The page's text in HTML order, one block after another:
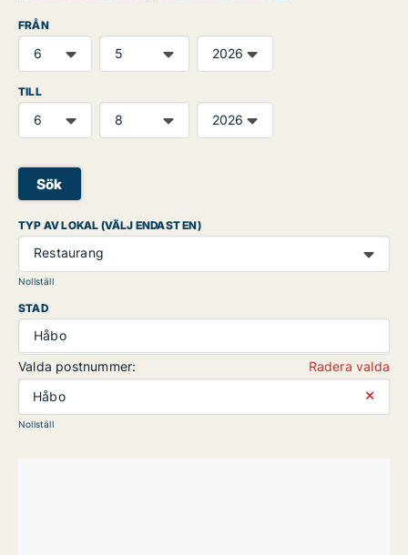
FRÅN
TILL
Sök
TYP AV LOKAL (VÄLJ ENDAST EN)
Restaurang
Nollställ
STAD
Håbo
Valda postnummer:
Radera valda
Håbo
⨯
Nollställ